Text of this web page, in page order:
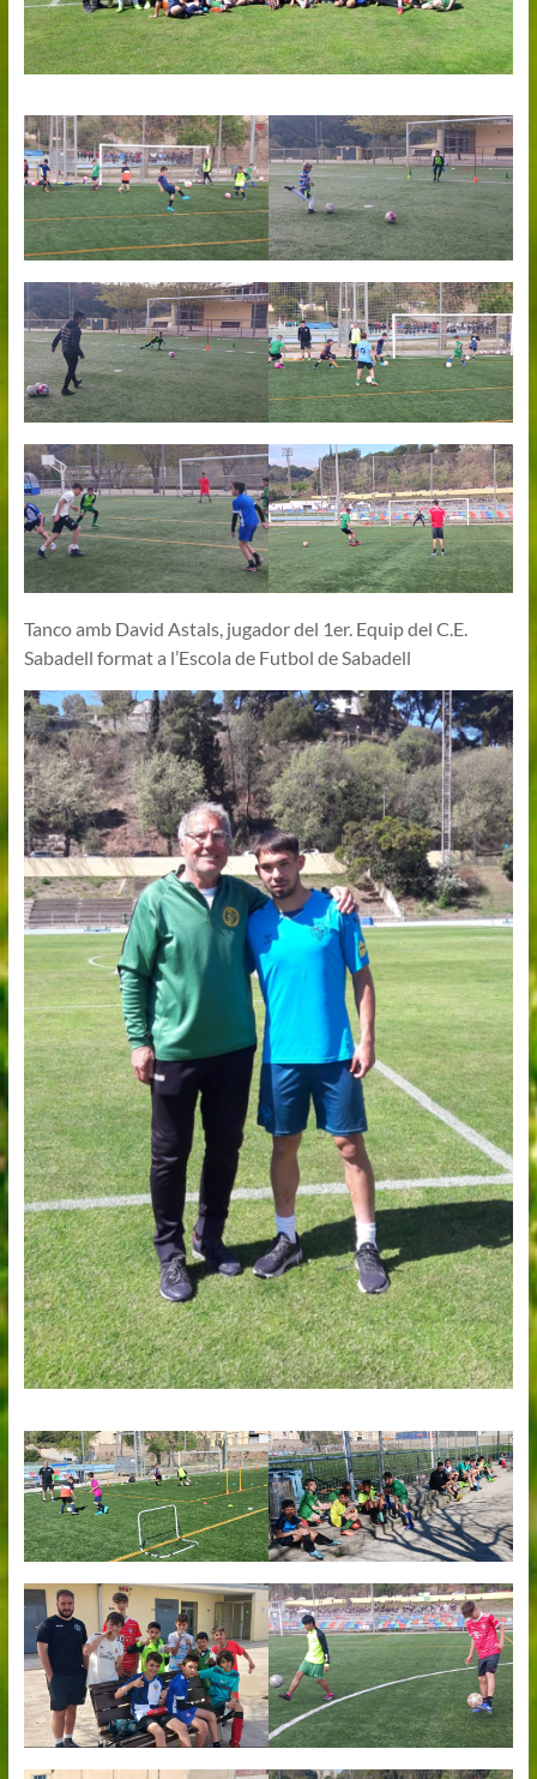
Tanco amb David Astals, jugador del 1er. Equip del C.E.
Sabadell format a l’Escola de Futbol de Sabadell